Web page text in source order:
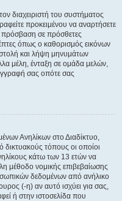
διαχειριστή του συστήματος
προκειμένου να αναρτήσετε
σε πρόσθετες
όπως ο καθορισμός εικόνων
και λήψη μηνυμάτων
μέλη, ένταξη σε ομάδα μελών,
σας οπότε σας
Ανηλίκων στο Διαδίκτυο,
τόπους οι οποίοι
κάτω των 13 ετών να
μέθοδο νομικής επιβεβαίωσης
δεδομένων από ανήλικο
(-η) αν αυτό ισχύει για σας,
ή στην ιστοσελίδα που